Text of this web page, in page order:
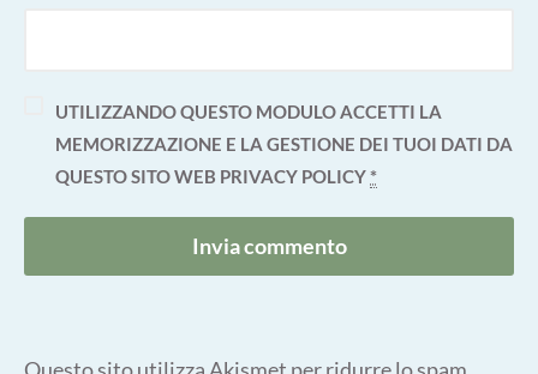
UTILIZZANDO QUESTO MODULO ACCETTI LA
MEMORIZZAZIONE E LA GESTIONE DEI TUOI DATI DA
QUESTO SITO WEB PRIVACY POLICY*